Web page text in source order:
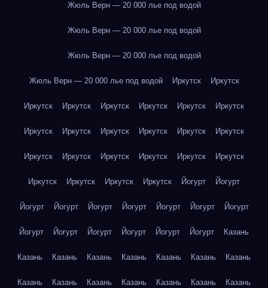
Жюль Верн — 20 000 лье под водой
Жюль Верн — 20 000 лье под водой
Жюль Верн — 20 000 лье под водой
Жюль Верн — 20 000 лье под водой Иркутск Иркутск
Иркутск Иркутск Иркутск Иркутск Иркутск Иркутск
Иркутск Иркутск Иркутск Иркутск Иркутск Иркутск
Иркутск Иркутск Иркутск Иркутск Иркутск Иркутск
Иркутск Иркутск Иркутск Иркутск Йогурт Йогурт
Йогурт Йогурт Йогурт Йогурт Йогурт Йогурт Йогурт
Йогурт Йогурт Йогурт Йогурт Йогурт Йогурт Казань
Казань Казань Казань Казань Казань Казань Казань
Казань Казань Казань Казань Казань Казань Казань